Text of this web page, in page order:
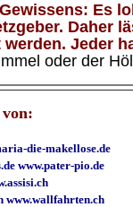
Es
Daher
Jeder
oder der
die-makellose.de
www.pater-pio.de
www.wallfahrten.ch